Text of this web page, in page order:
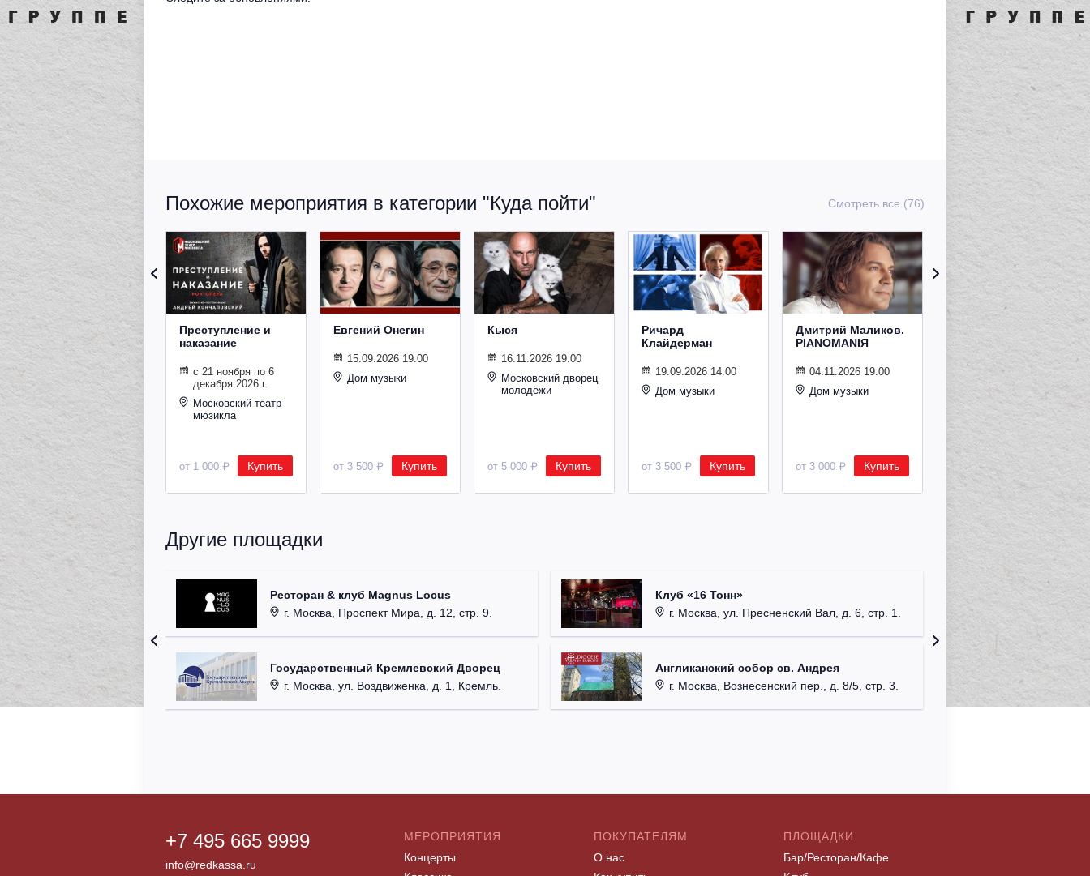
Похожие мероприятия в категории "Куда пойти" Смотреть все (76)
Преступление и
наказание
с 21 ноября по 6
декабря 2026 г.
Московский театр
мюзикла
от 1 000 ₽ Купить
Евгений Онегин
15.09.2026 19:00
Дом музыки
от 3 500 ₽ Купить
Кыся
16.11.2026 19:00
Московский дворец
молодёжи
от 5 000 ₽ Купить
Ричард
Клайдерман
19.09.2026 14:00
Дом музыки
от 3 500 ₽ Купить
Дмитрий Маликов.
PIANOMANIЯ
04.11.2026 19:00
Дом музыки
от 3 000 ₽ Купить
Рождественский
концерт
Владимира
Спивакова
24.12.2026 19:00
Дом музыки
от 8 500 ₽ Купить
Другие площадки
Ресторан & клуб Magnus Locus
г. Москва, Проспект Мира, д. 12, стр. 9.
Государственный Кремлевский Дворец
г. Москва, ул. Воздвиженка, д. 1, Кремль.
Клуб «16 Тонн»
г. Москва, ул. Пресненский Вал, д. 6, стр. 1.
Англиканский собор св. Андрея
г. Москва, Вознесенский пер., д. 8/5, стр. 3.
Римско-
г.
Храм
г.
+7 495 665 9999
info@redkassa.ru
МЕРОПРИЯТИЯ
Концерты
ПОКУПАТЕЛЯМ
О нас
ПЛОЩАДКИ
Бар/Ресторан/Кафе